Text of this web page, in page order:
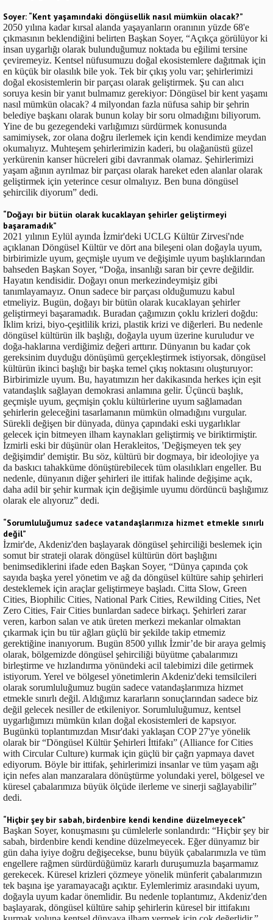
Soyer: “Kent yaşamındaki döngüsellik nasıl mümkün olacak?”
2050 yılına kadar kırsal alanda yaşayanların oranının yüzde 68'e
çıkmasının beklendiğini belirten Başkan Soyer, “Açıkça görülüyor ki
insan uygarlığı olarak bulunduğumuz noktada bu eğilimi tersine
çeviremeyiz. Kentsel nüfusumuzu doğal ekosistemlere dağıtmak için
en küçük bir olasılık bile yok. Tek bir çıkış yolu var; şehirlerimizi
doğal ekosistemlerin bir parçası olarak geliştirmek. Şu can alıcı
soruya kesin bir yanıt bulmamız gerekiyor: Döngüsel bir kent yaşamı
nasıl mümkün olacak? 4 milyondan fazla nüfusa sahip bir şehrin
belediye başkanı olarak bunun kolay bir soru olmadığını biliyorum.
Yine de bu gezegendeki varlığımızı sürdürmek konusunda
samimiysek, zor olana doğru ilerlemek için kendi kendimize meydan
okumalıyız. Muhteşem şehirlerimizin kaderi, bu olağanüstü güzel
yerkürenin kanser hücreleri gibi davranmak olamaz. Şehirlerimizi
yaşam ağının ayrılmaz bir parçası olarak hareket eden alanlar olarak
geliştirmek için yeterince cesur olmalıyız. Ben buna döngüsel
şehircilik diyorum” dedi.
“Doğayı bir bütün olarak kucaklayan şehirler geliştirmeyi
başaramadık”
2021 yılının Eylül ayında İzmir'deki UCLG Kültür Zirvesi'nde
açıklanan Döngüsel Kültür ve dört ana bileşeni olan doğayla uyum,
birbirimizle uyum, geçmişle uyum ve değişimle uyum başlıklarından
bahseden Başkan Soyer, “Doğa, insanlığı saran bir çevre değildir.
Hayatın kendisidir. Doğayı onun merkezindeymişiz gibi
tanımlayamayız. Onun sadece bir parçası olduğumuzu kabul
etmeliyiz. Bugün, doğayı bir bütün olarak kucaklayan şehirler
geliştirmeyi başaramadık. Buradan çağımızın çoklu krizleri doğdu:
İklim krizi, biyo-çeşitlilik krizi, plastik krizi ve diğerleri. Bu nedenle
döngüsel kültürün ilk başlığı, doğayla uyum üzerine kuruludur ve
doğa-haklarına verdiğimiz değeri arttırır. Dünyanın bu kadar çok
gereksinim duyduğu dönüşümü gerçekleştirmek istiyorsak, döngüsel
kültürün ikinci başlığı bir başka temel çıkış noktasını oluşturuyor:
Birbirimizle uyum. Bu, hayatımızın her dakikasında herkes için eşit
vatandaşlık sağlayan demokrasi anlamına gelir. Üçüncü başlık,
geçmişle uyum, geçmişin çoklu kültürlerine uyum sağlamadan
şehirlerin geleceğini tasarlamanın mümkün olmadığını vurgular.
Sürekli değişen bir dünyada, dünya çapındaki eski uygarlıklar
gelecek için bitmeyen ilham kaynakları geliştirmiş ve biriktirmiştir.
İzmirli eski bir düşünür olan Herakleitos, 'Değişmeyen tek şey
değişimdir' demiştir. Bu söz, kültürü bir dogmaya, bir ideolojiye ya
da baskıcı tahakküme dönüştürebilecek tüm olasılıkları engeller. Bu
nedenle, dünyanın diğer şehirleri ile ittifak halinde değişime açık,
daha adil bir şehir kurmak için değişimle uyumu dördüncü başlığımız
olarak ele alıyoruz” dedi.
“Sorumluluğumuz sadece vatandaşlarımıza hizmet etmekle sınırlı
değil”
İzmir'de, Akdeniz'den başlayarak döngüsel şehirciliği beslemek için
somut bir strateji olarak döngüsel kültürün dört başlığını
benimsediklerini ifade eden Başkan Soyer, “Dünya çapında çok
sayıda başka yerel yönetim ve ağ da döngüsel kültüre sahip şehirleri
desteklemek için araçlar geliştirmeye başladı. Citta Slow, Green
Cities, Biophilic Cities, National Park Cities, Rewilding Cities, Net
Zero Cities, Fair Cities bunlardan sadece birkaçı. Şehirleri zarar
veren, karbon salan ve atık üreten merkezi mekanlar olmaktan
çıkarmak için bu tür ağları güçlü bir şekilde takip etmemiz
gerektiğine inanıyorum. Bugün 8500 yıllık İzmir’de bir araya gelmiş
olarak, bölgemizde döngüsel şehirciliği büyütme çabalarımızı
birleştirme ve hızlandırma yönündeki acil talebimizi dile getirmek
istiyorum. Yerel ve bölgesel yönetimlerin Akdeniz'deki temsilcileri
olarak sorumluluğumuz bugün sadece vatandaşlarımıza hizmet
etmekle sınırlı değil. Aldığımız kararların sonuçlarından sadece biz
değil gelecek nesiller de etkileniyor. Sorumluluğumuz, kentsel
uygarlığımızı mümkün kılan doğal ekosistemleri de kapsıyor.
Bugünkü toplantımızdan Mısır'daki yaklaşan COP 27'ye yönelik
olarak bir “Döngüsel Kültür Şehirleri İttifakı” (Alliance for Cities
with Circular Culture) kurmak için güçlü bir çağrı yapmaya davet
ediyorum. Böyle bir ittifak, şehirlerimizi insanlar ve tüm yaşam ağı
için nefes alan manzaralara dönüştürme yolundaki yerel, bölgesel ve
küresel çabalarımıza büyük ölçüde ilerleme ve sinerji sağlayabilir”
dedi.
“Hiçbir şey bir sabah, birdenbire kendi kendine düzelmeyecek”
Başkan Soyer, konuşmasını şu cümlelerle sonlandırdı: “Hiçbir şey bir
sabah, birdenbire kendi kendine düzelmeyecek. Eğer dünyamız bir
gün daha iyiye doğru değişecekse, bunu büyük çabalarımızla ve tüm
engellere rağmen sürdürdüğümüz kararlı duruşumuzla başarmamız
gerekecek. Küresel krizleri çözmeye yönelik münferit çabalarımızın
tek başına işe yaramayacağı açıktır. Eylemlerimiz arasındaki uyum,
doğayla uyum kadar önemlidir. Bu nedenle toplantımız, Akdeniz'den
başlayarak, döngüsel kültüre sahip şehirlerin küresel bir ittifakını